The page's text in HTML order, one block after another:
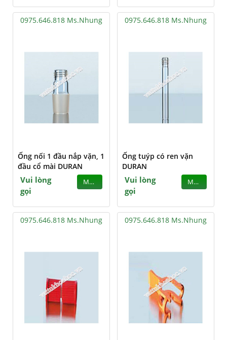
0975.646.818 Ms.Nhung
Ống nối 1 đầu nắp vặn, 1
đầu cổ mài DURAN
Vui lòng
gọi
MUA
0975.646.818 Ms.Nhung
Ống tuýp có ren vặn
DURAN
Vui lòng
gọi
MUA
0975.646.818 Ms.Nhung 0975.646.818 Ms.Nhung